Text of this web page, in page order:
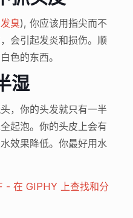
臭), 你应该用指尖而不
会引起发炎和损伤。顺
色的东西。
湿
，你的头发就只有一半
起泡。你的头皮上会有
效果降低。你最好用水